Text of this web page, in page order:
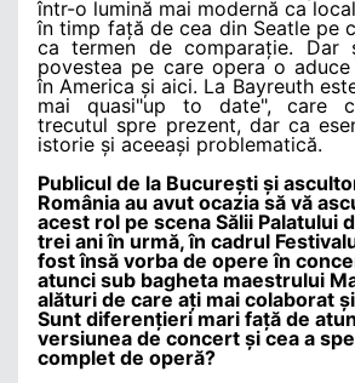
într-o lumină mai modernă ca
în timp față de cea din Seatle pe
ca termen de comparație.
povestea pe care opera o aduce
în America și aici. La Bayreuth
mai quasi"up to date", care
trecutul spre prezent, dar ca
istorie și aceeași problematică.
Publicul de la București și
România au avut ocazia să vă
acest rol pe scena Sălii Palatului
trei ani în urmă, în cadrul
fost însă vorba de opere în
atunci sub bagheta maestrului
alături de care ați mai colaborat
Sunt diferențieri mari față de
versiunea de concert și cea a
complet de operă?